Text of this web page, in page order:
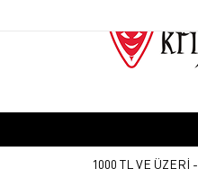
1000 TL VE ÜZERİ -